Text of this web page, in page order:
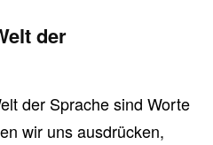
der
der Sprache sind Worte
wir uns ausdrücken,